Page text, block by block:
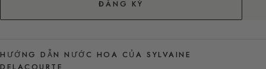
ĐĂNG KÝ
HƯỚNG DẪN NƯỚC HOA CỦA SYLVAINE